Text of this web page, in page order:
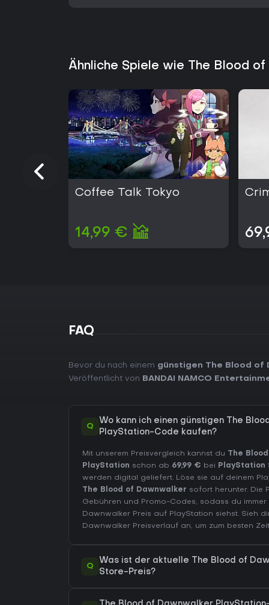
Ähnliche Spiele wie The Blood
Coffee Talk Tokyo
14,99 €
FAQ
Bevor du nach einem günstigen The Blood of
Veröffentlicht von
BANDAI NAMCO
Q
Wo kann ich einen günstigen The
PlayStation-Code kaufen?
Mit unserem Preisvergleich kannst du The
PlayStation schon ab 69,99 € bei PlayStation
werden digital geliefert. Löse sie auf deinem
The Blood of Dawnwalker sofort herunter. Die
Gebühren und Promo-Codes, sodass du
Dawnwalker Preis auf PlayStation siehst. Sieh
Dawnwalker Preisverlauf an, um zum besten
Q
Was ist der aktuelle The Blood of
Store-Preis?